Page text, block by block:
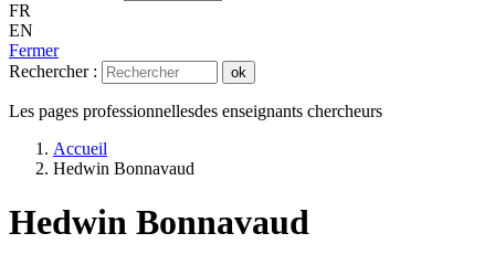
FR
EN
Fermer
Rechercher :
ok
Les pages professionnellesdes enseignants chercheurs
Accueil
Hedwin Bonnavaud
Hedwin Bonnavaud